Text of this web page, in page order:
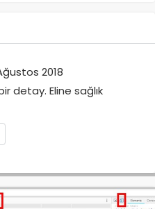
2018
detay. Eline sağlık